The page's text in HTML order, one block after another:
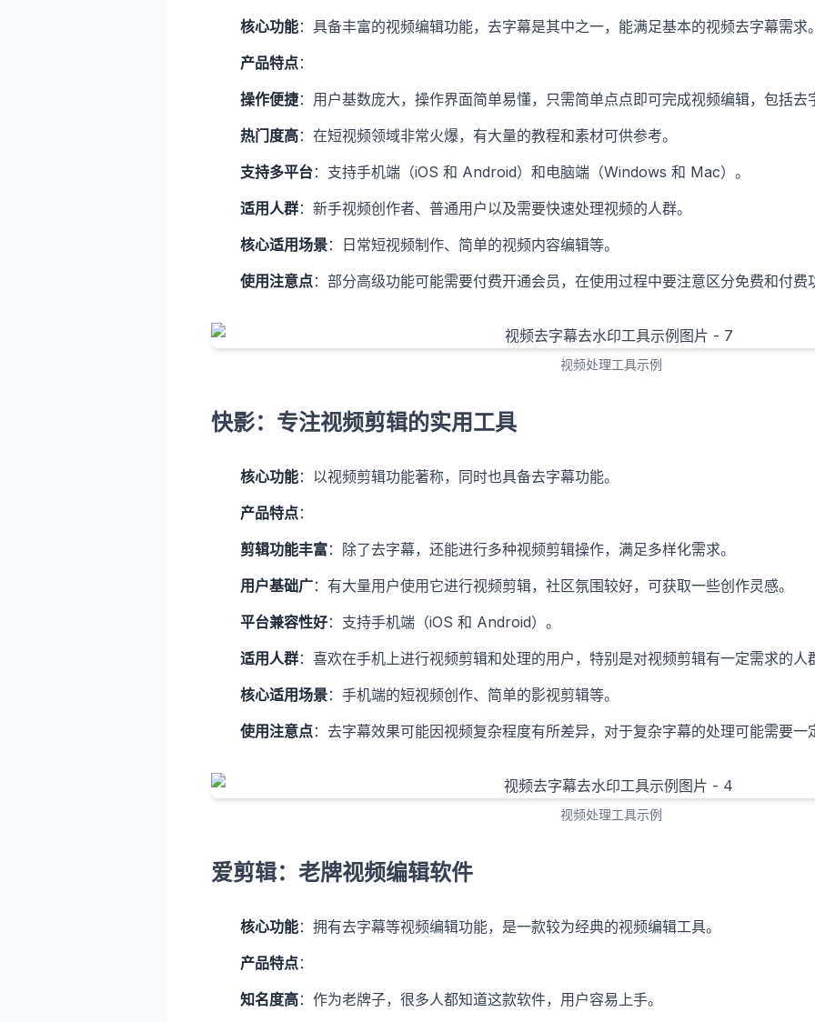
核心功能：具备丰富的视频编辑功能，去字幕是其中之一，能满足基本的视频去字幕需求
产品特点：
操作便捷：用户基数庞大，操作界面简单易懂，只需简单点点即可完成视频编辑，包括去
热门度高：在短视频领域非常火爆，有大量的教程和素材可供参考。
支持多平台：支持手机端（iOS 和 Android）和电脑端（Windows 和 Mac）。
适用人群：新手视频创作者、普通用户以及需要快速处理视频的人群。
核心适用场景：日常短视频制作、简单的视频内容编辑等。
使用注意点：部分高级功能可能需要付费开通会员，在使用过程中要注意区分免费和付费
视频处理工具示例
快影：专注视频剪辑的实用工具
核心功能：以视频剪辑功能著称，同时也具备去字幕功能。
产品特点：
剪辑功能丰富：除了去字幕，还能进行多种视频剪辑操作，满足多样化需求。
用户基础广：有大量用户使用它进行视频剪辑，社区氛围较好，可获取一些创作灵感。
平台兼容性好：支持手机端（iOS 和 Android）。
适用人群：喜欢在手机上进行视频剪辑和处理的用户，特别是对视频剪辑有一定需求的人
核心适用场景：手机端的短视频创作、简单的影视剪辑等。
使用注意点：去字幕效果可能因视频复杂程度有所差异，对于复杂字幕的处理可能需要一
视频处理工具示例
爱剪辑：老牌视频编辑软件
核心功能：拥有去字幕等视频编辑功能，是一款较为经典的视频编辑工具。
产品特点：
知名度高：作为老牌子，很多人都知道这款软件，用户容易上手。